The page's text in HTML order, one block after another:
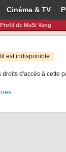
Cinéma & TV
Profil de MaSi Vang
est indisponible.
d'accès à cette